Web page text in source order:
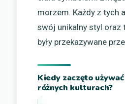
morzem. Każdy z tych
swój unikalny styl oraz
były przekazywane
Kiedy zaczęto
różnych kulturach?